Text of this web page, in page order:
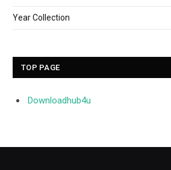
Year Collection
TOP PAGE
Downloadhub4u